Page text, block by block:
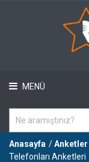
MENÜ
Anasayfa /Anketler
Telefonları Anketleri